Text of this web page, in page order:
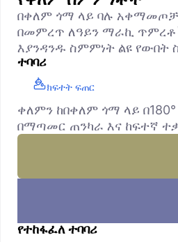
በቀለም ጎማ ላይ ባሉ
በመምረጥ ለዓይን ማራኪ
እያንዳንዱ ስምምነት ልዩ የውበት
ተባባሪ
ክፍተት ፍጠር
ቀለምን ከበቀለም ጎማ ላይ
በማጣመር ጠንካራ እና ከፍተኛ
የተከፋፈለ ተባባሪ